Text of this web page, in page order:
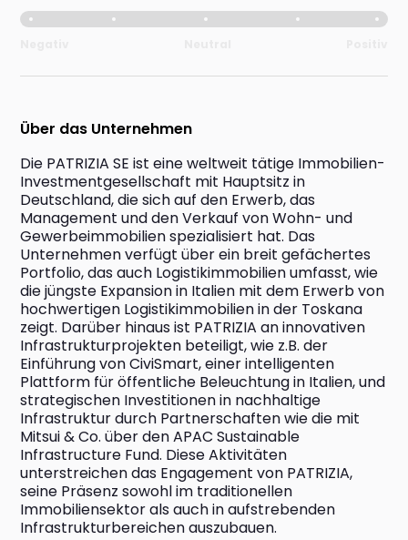
Über das Unternehmen
Die PATRIZIA SE ist eine weltweit tätige Immobilien-
Investmentgesellschaft mit Hauptsitz in
Deutschland, die sich auf den Erwerb, das
Management und den Verkauf von Wohn- und
Gewerbeimmobilien spezialisiert hat. Das
Unternehmen verfügt über ein breit gefächertes
Portfolio, das auch Logistikimmobilien umfasst, wie
die jüngste Expansion in Italien mit dem Erwerb von
hochwertigen Logistikimmobilien in der Toskana
zeigt. Darüber hinaus ist PATRIZIA an innovativen
Infrastrukturprojekten beteiligt, wie z.B. der
Einführung von CiviSmart, einer intelligenten
Plattform für öffentliche Beleuchtung in Italien, und
strategischen Investitionen in nachhaltige
Infrastruktur durch Partnerschaften wie die mit
Mitsui & Co. über den APAC Sustainable
Infrastructure Fund. Diese Aktivitäten
unterstreichen das Engagement von PATRIZIA,
seine Präsenz sowohl im traditionellen
Immobiliensektor als auch in aufstrebenden
Infrastrukturbereichen auszubauen.